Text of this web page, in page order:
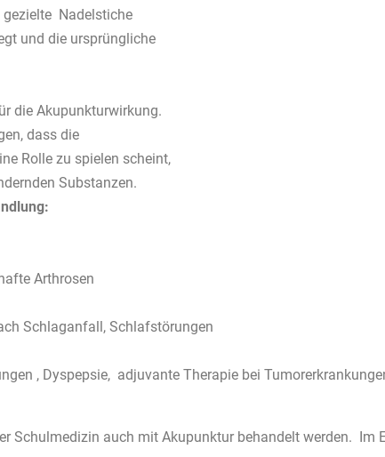
gezielte Nadelstiche
und die ursprüngliche
die Akupunkturwirkung.
dass die
Rolle zu spielen scheint,
Substanzen.
Arthrosen
Schlaganfall, Schlafstörungen
, Dyspepsie, adjuvante Therapie bei
Schulmedizin auch mit Akupunktur behandelt werden. Im